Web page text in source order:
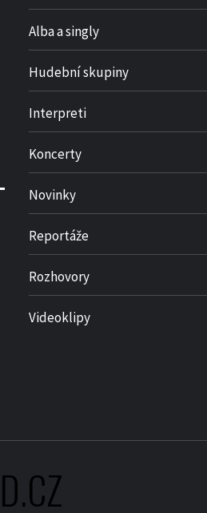
Alba a singly
Hudební skupiny
Interpreti
Koncerty
Novinky
Reportáže
Rozhovory
Videoklipy